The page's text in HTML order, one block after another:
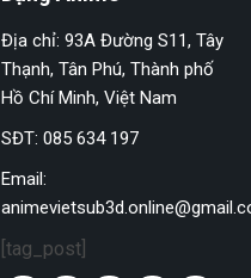
Địa chỉ: 93A Đường S11, Tây
Thạnh, Tân Phú, Thành phố
Hồ Chí Minh, Việt Nam
SĐT: 085 634 197
Email:
[tag_post]